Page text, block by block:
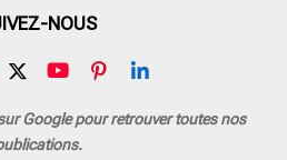
NOUS
X
Y
u
T
u
P
n
L
n
Google pour retrouver toutes nos